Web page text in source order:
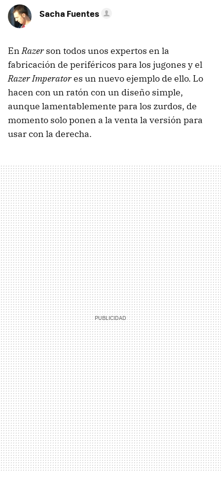
Sacha Fuentes
EnRazerson todos unos expertos en la
fabricación de periféricos para los jugones y el
Razer Imperatores un nuevo ejemplo de ello. Lo
hacen con un ratón con un diseño simple,
aunque lamentablemente para los zurdos, de
momento solo ponen a la venta la versión para
usar con la derecha.